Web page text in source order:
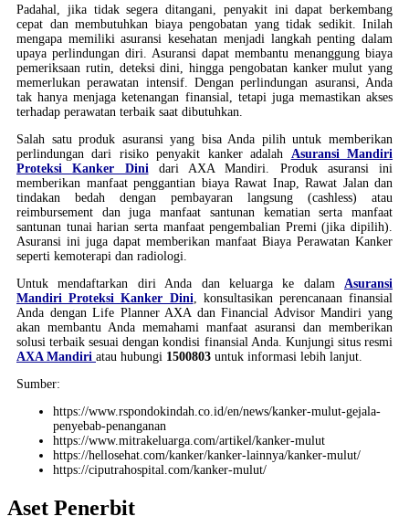
Padahal, jika tidak segera ditangani, penyakit ini dapat berkembang
cepat dan membutuhkan biaya pengobatan yang tidak sedikit. Inilah
mengapa memiliki asuransi kesehatan menjadi langkah penting dalam
upaya perlindungan diri. Asuransi dapat membantu menanggung biaya
pemeriksaan rutin, deteksi dini, hingga pengobatan kanker mulut yang
memerlukan perawatan intensif. Dengan perlindungan asuransi, Anda
tak hanya menjaga ketenangan finansial, tetapi juga memastikan akses
terhadap perawatan terbaik saat dibutuhkan.
Salah satu produk asuransi yang bisa Anda pilih untuk memberikan
perlindungan dari risiko penyakit kanker adalah Asuransi Mandiri
Proteksi Kanker Dinidari AXA Mandiri. Produk asuransi ini
memberikan manfaat penggantian biaya Rawat Inap, Rawat Jalan dan
tindakan bedah dengan pembayaran langsung (cashless) atau
reimbursement dan juga manfaat santunan kematian serta manfaat
santunan tunai harian serta manfaat pengembalian Premi (jika dipilih).
Asuransi ini juga dapat memberikan manfaat Biaya Perawatan Kanker
seperti kemoterapi dan radiologi.
Untuk mendaftarkan diri Anda dan keluarga ke dalam Asuransi
Mandiri Proteksi Kanker Dini, konsultasikan perencanaan finansial
Anda dengan Life Planner AXA dan Financial Advisor Mandiri yang
akan membantu Anda memahami manfaat asuransi dan memberikan
solusi terbaik sesuai dengan kondisi finansial Anda. Kunjungi situs resmi
AXA Mandiri atau hubungi 1500803 untuk informasi lebih lanjut.
Sumber:
https://www.rspondokindah.co.id/en/news/kanker-mulut-gejala-
penyebab-penanganan
https://www.mitrakeluarga.com/artikel/kanker-mulut
https://hellosehat.com/kanker/kanker-lainnya/kanker-mulut/
https://ciputrahospital.com/kanker-mulut/
Aset Penerbit